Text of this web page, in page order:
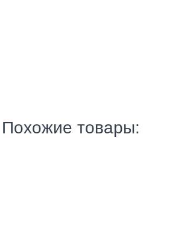
Похожие товары: